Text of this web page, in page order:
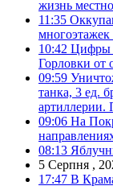
жизнь
11:35
многоэтажек
10:42 Цифры
Горловки от
09:59
танка, 3 ед.
артиллерии.
09:06 На
08:13
5 Серпня ,
17:47 В